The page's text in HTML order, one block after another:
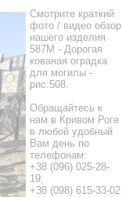
Смотрите краткий
фото / видео обзор
нашего изделия
587M - Дорогая
кованая оградка
для могилы -
рис.508.
Обращайтесь к
нам в Кривом Роге
в любой удобный
Вам день по
телефонам:
+38 (096) 025-28-
19;
+38 (098) 615-33-02